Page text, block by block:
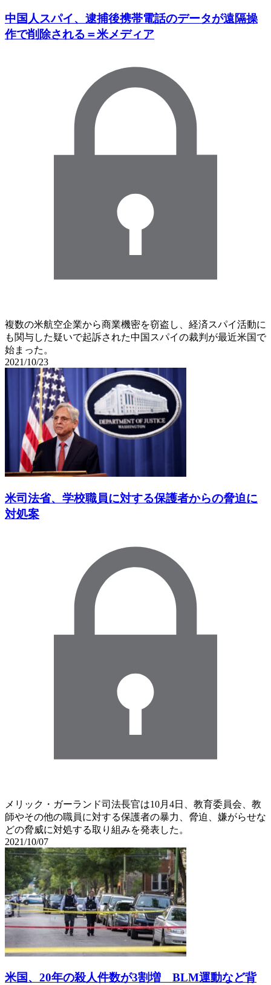
中国人スパイ、逮捕後携帯電話のデータが遠隔操
作で削除される＝米メディア
複数の米航空企業から商業機密を窃盗し、経済スパイ活動に
も関与した疑いで起訴された中国スパイの裁判が最近米国で
始まった。
2021/10/23
米司法省、学校職員に対する保護者からの脅迫に
対処案
メリック・ガーランド司法長官は10月4日、教育委員会、教
師やその他の職員に対する保護者の暴力、脅迫、嫌がらせな
どの脅威に対処する取り組みを発表した。
2021/10/07
米国、20年の殺人件数が3割増 BLM運動など背